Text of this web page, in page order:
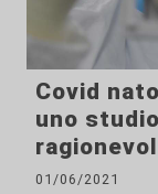
Covid
uno
01/06/2021